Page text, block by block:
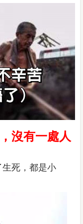
沒有一處人
死，都是小